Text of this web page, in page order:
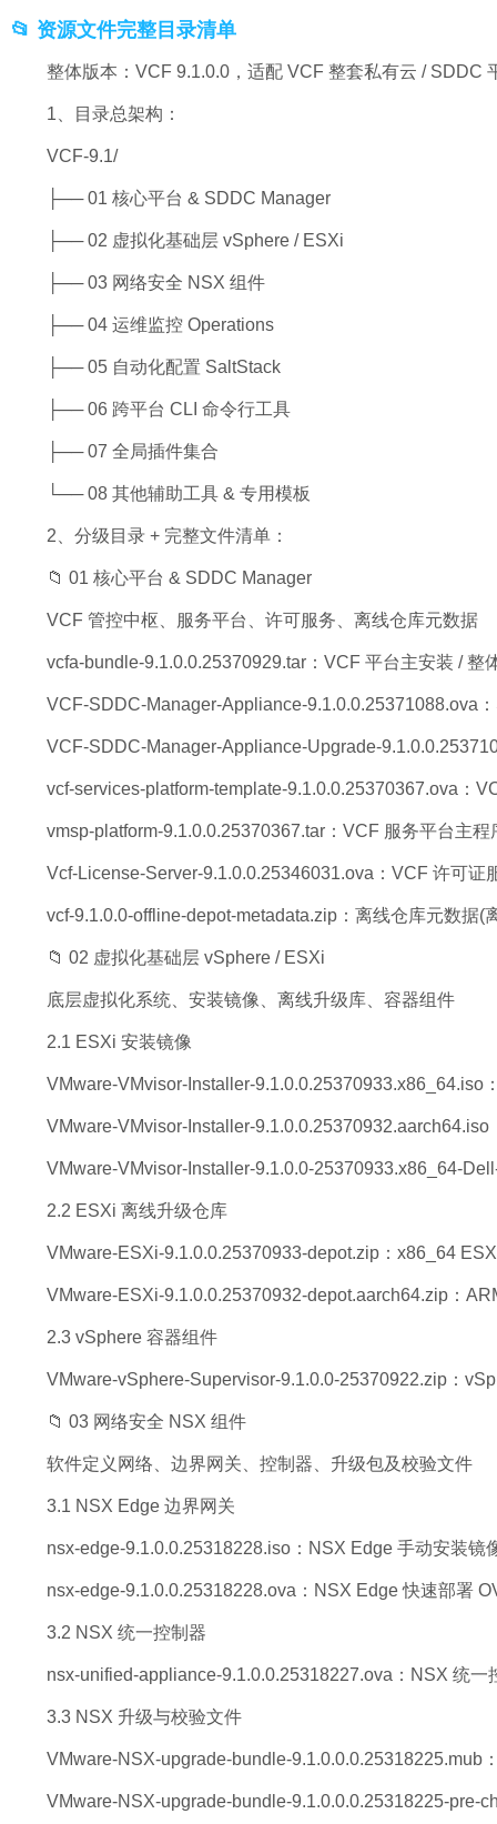
📂 资源文件完整目录清单
整体版本：VCF 9.1.0.0，适配 VCF 整套私有云 / SDDC
1、目录总架构：
VCF-9.1/
├── 01 核心平台 & SDDC Manager
├── 02 虚拟化基础层 vSphere / ESXi
├── 03 网络安全 NSX 组件
├── 04 运维监控 Operations
├── 05 自动化配置 SaltStack
├── 06 跨平台 CLI 命令行工具
├── 07 全局插件集合
└── 08 其他辅助工具 & 专用模板
2、分级目录 + 完整文件清单：
📁 01 核心平台 & SDDC Manager
VCF 管控中枢、服务平台、许可服务、离线仓库元数据
vcfa-bundle-9.1.0.0.25370929.tar：VCF 平台主安装 / 整
VCF-SDDC-Manager-Appliance-9.1.0.0.25371088.ova
VCF-SDDC-Manager-Appliance-Upgrade-
vcf-services-platform-template-9.1.0.0.25370367.ova：
vmsp-platform-9.1.0.0.25370367.tar：VCF 服务平台主程
Vcf-License-Server-9.1.0.0.25346031.ova：VCF 许可证
vcf-9.1.0.0-offline-depot-metadata.zip：离线仓库元数据(
📁 02 虚拟化基础层 vSphere / ESXi
底层虚拟化系统、安装镜像、离线升级库、容器组件
2.1 ESXi 安装镜像
VMware-VMvisor-Installer-9.1.0.0.25370933.x86_64.iso
VMware-VMvisor-Installer-
VMware-VMvisor-Installer-9.1.0.0-25370933.x86_64-
2.2 ESXi 离线升级仓库
VMware-ESXi-9.1.0.0.25370933-depot.zip：x86_64
VMware-ESXi-9.1.0.0.25370932-depot.aarch64.zip：
2.3 vSphere 容器组件
VMware-vSphere-Supervisor-9.1.0.0-25370922.zip：
📁 03 网络安全 NSX 组件
软件定义网络、边界网关、控制器、升级包及校验文件
3.1 NSX Edge 边界网关
nsx-edge-9.1.0.0.25318228.iso：NSX Edge 手动安装镜
nsx-edge-9.1.0.0.25318228.ova：NSX Edge 快速部署
3.2 NSX 统一控制器
nsx-unified-appliance-9.1.0.0.25318227.ova：NSX 统一
3.3 NSX 升级与校验文件
VMware-NSX-upgrade-bundle-9.1.0.0.0.25318225.mub
VMware-NSX-upgrade-bundle-9.1.0.0.0.25318225-pre-